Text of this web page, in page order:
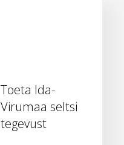
Toeta Ida-
Virumaa seltsi
tegevust